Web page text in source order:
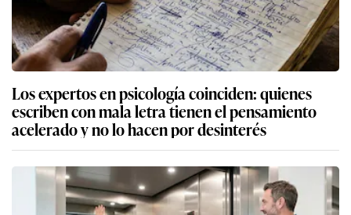
Los expertos en psicología coinciden: quienes
escriben con mala letra tienen el pensamiento
acelerado y no lo hacen por desinterés